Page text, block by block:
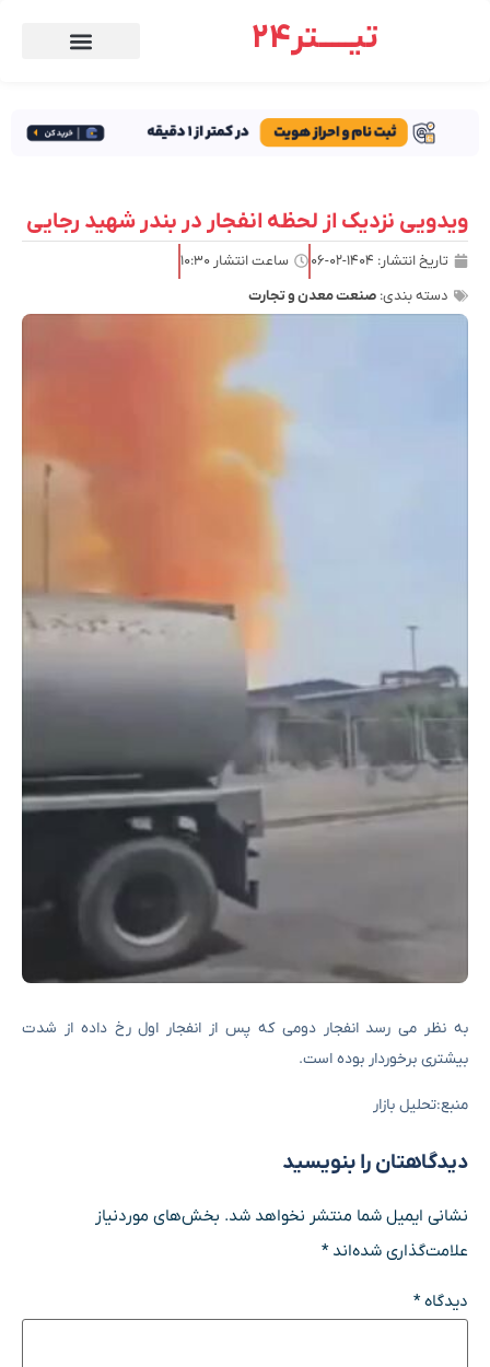
تیـــــتر24
ویدویی نزدیک از لحظه انفجار در بندر شهید رجایی
تاریخ انتشار: ۱۴۰۴-۰۲-۰۶ ساعت انتشار ۱۰:۳۰
دسته بندی: صنعت معدن و تجارت
به نظر می رسد انفجار دومی که پس از انفجار اول رخ داده از شدت
بیشتری برخوردار بوده است.
منبع:تحلیل بازار
دیدگاهتان را بنویسید
نشانی ایمیل شما منتشر نخواهد شد. بخش‌های موردنیاز
علامت‌گذاری شده‌اند*
دیدگاه*